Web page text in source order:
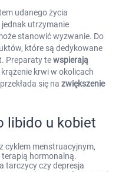
udanego życia
jednak utrzymanie
stanowić wyzwanie. Do
które są dedykowane
Preparaty tewspierają
krwi w okolicach
się na zwiększenie
libido u kobiet
cyklem menstruacyjnym,
hormonalną.
tarczycy czy depresja